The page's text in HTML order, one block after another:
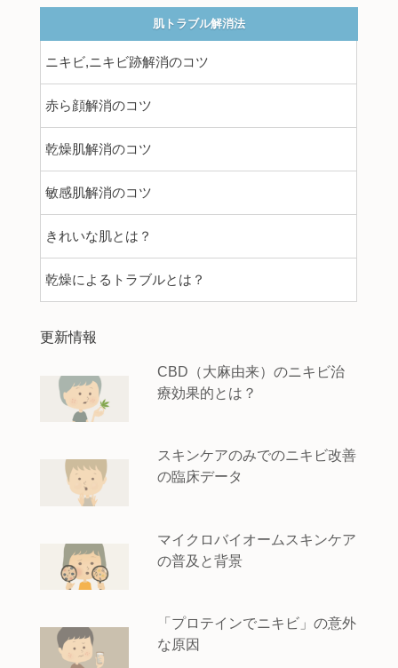
肌トラブル解消法
ニキビ,ニキビ跡解消のコツ
赤ら顔解消のコツ
乾燥肌解消のコツ
敏感肌解消のコツ
きれいな肌とは？
乾燥によるトラブルとは？
更新情報
CBD（大麻由来）のニキビ治
療効果的とは？
スキンケアのみでのニキビ改善
の臨床データ
マイクロバイオームスキンケア
の普及と背景
「プロテインでニキビ」の意外
な原因